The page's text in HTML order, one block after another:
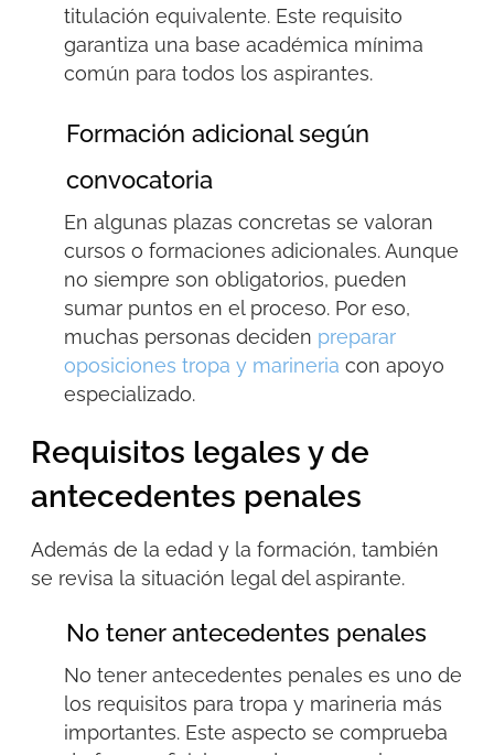
titulación equivalente. Este requisito
garantiza una base académica mínima
común para todos los aspirantes.
Formación adicional según
convocatoria
En algunas plazas concretas se valoran
cursos o formaciones adicionales. Aunque
no siempre son obligatorios, pueden
sumar puntos en el proceso. Por eso,
muchas personas deciden preparar
oposiciones tropa y marineria con apoyo
especializado.
Requisitos legales y de
antecedentes penales
Además de la edad y la formación, también
se revisa la situación legal del aspirante.
No tener antecedentes penales
No tener antecedentes penales es uno de
los requisitos para tropa y marineria más
importantes. Este aspecto se comprueba